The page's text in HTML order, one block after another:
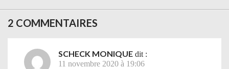
2 COMMENTAIRES
SCHECK MONIQUE dit :
11 novembre 2020 à 19:06